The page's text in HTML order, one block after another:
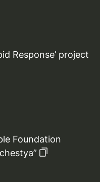
Response’ project
Foundation